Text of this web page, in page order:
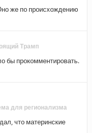
же по происхождению
Трамп
бы прокомментировать.
для регионализма
что материнские